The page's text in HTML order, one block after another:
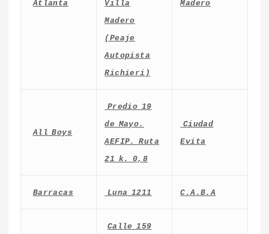
Atlanta
Villa
Madero
(Peaje
Autopista
Richieri)
Madero
All Boys
Predio 19
de Mayo.
AEFIP. Ruta
21 k. 0,8
Ciudad
Evita
Barracas Luna 1211 C.A.B.A
Calle 159